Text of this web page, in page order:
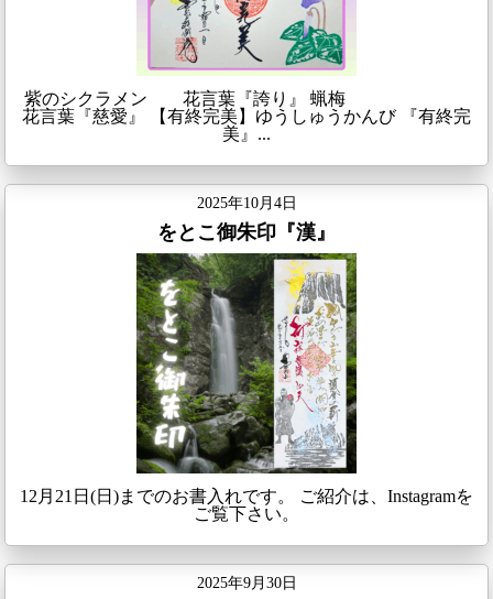
紫のシクラメン 花言葉『誇り』 蝋梅
花言葉『慈愛』 【有終完美】ゆうしゅうかんび 『有終完
美』...
2025年10月4日
をとこ御朱印『漢』
12月21日(日)までのお書入れです。 ご紹介は、Instagramを
ご覧下さい。
2025年9月30日